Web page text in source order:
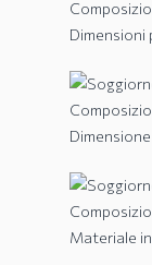
Dimensioni
Materiale